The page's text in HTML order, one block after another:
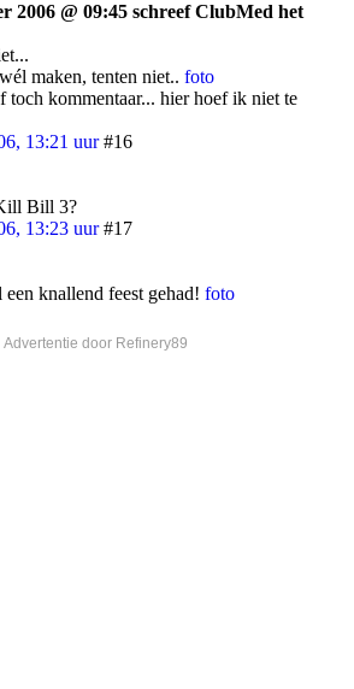
2006 @ 09:45 schreef ClubMed het
maken, tenten niet.. foto
toch kommentaar... hier hoef ik niet te
13:21 uur #16
Bill 3?
13:23 uur #17
knallend feest gehad! foto
door Refinery89